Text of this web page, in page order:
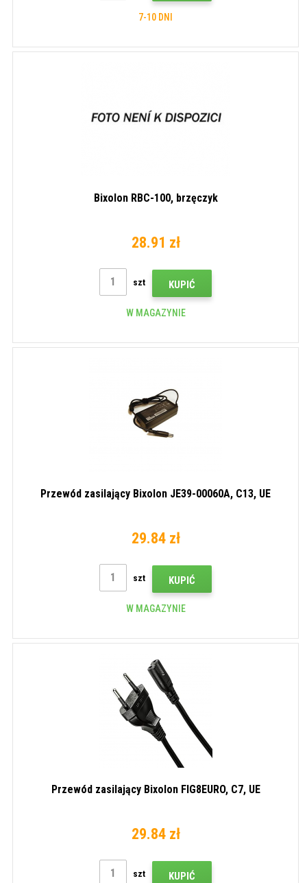
7-10 DNI
Bixolon RBC-100, brzęczyk
28.91 zł
szt KUPIĆ
W MAGAZYNIE
Przewód zasilający Bixolon JE39-00060A, C13, UE
29.84 zł
szt KUPIĆ
W MAGAZYNIE
Przewód zasilający Bixolon FIG8EURO, C7, UE
29.84 zł
szt KUPIĆ